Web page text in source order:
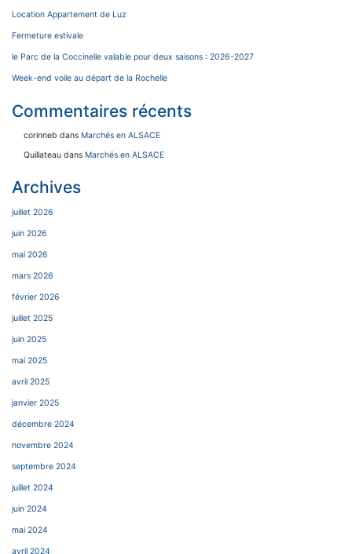
Location Appartement de Luz
Fermeture estivale
le Parc de la Coccinelle valable pour deux saisons : 2026-2027
Week-end voile au départ de la Rochelle
Commentaires récents
corinneb dans Marchés en ALSACE
Quillateau dans Marchés en ALSACE
Archives
juillet 2026
juin 2026
mai 2026
mars 2026
février 2026
juillet 2025
juin 2025
mai 2025
avril 2025
janvier 2025
décembre 2024
novembre 2024
septembre 2024
juillet 2024
juin 2024
mai 2024
avril 2024